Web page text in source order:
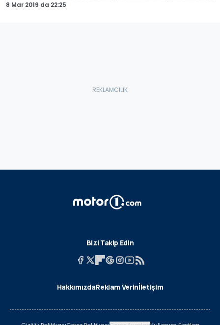
8 Mar 2019 da 22:25
Bizi Takip Edin
HakkımızdaReklam Verinİletişim